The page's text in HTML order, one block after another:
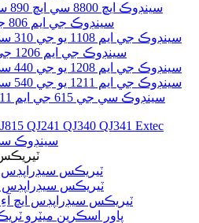
سينڊوڪ ايڇ 8800 سي ايڇ 890 سي ايڇ 895
سينڊوڪ جي ايم 806 جي ايم 907
سينڊوڪ جي ايم 1108 يو جي 310 سي جي 411
سينڊوڪ جي ايم 1206 جي ايم 1312
سينڊوڪ جي ايم 1208 يو جي 440 سي جي 412
سينڊوڪ جي ايم 1211 يو جي 540 سي جي 612
QJ241 QJ340 QJ341 Extec
سينڊوڪ سي
ٽيريڪس
ٽيريڪس سيڊراپڊس
ٽيريڪس سيڊراپڊس ايڇ آءِ
پاور اسڪرين ميٽرو ٽريڪ